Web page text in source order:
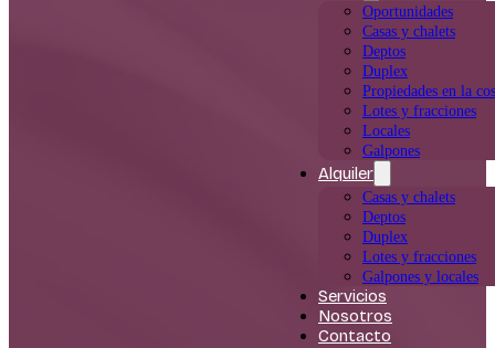
Oportunidades
Casas y chalets
Deptos
Duplex
Propiedades en la
Lotes y fracciones
Locales
Galpones
Alquiler
Casas y chalets
Deptos
Duplex
Lotes y fracciones
Galpones y locales
Servicios
Nosotros
Contacto